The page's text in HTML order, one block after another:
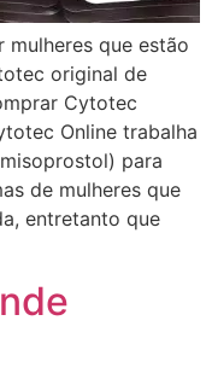
mulheres que estão
original de
Cytotec
Online trabalha
para
de mulheres que
entretanto que